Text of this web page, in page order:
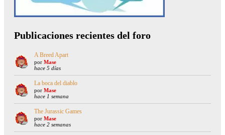
Publicaciones recientes del foro
A Breed Apart
por Mase
hace 5 días
La boca del diablo
por Mase
hace 1 semana
The Jurassic Games
por Mase
hace 2 semanas